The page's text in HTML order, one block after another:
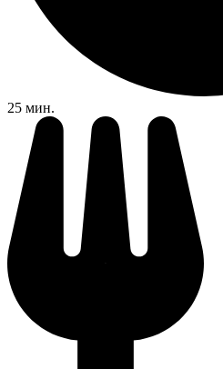
25 мин.